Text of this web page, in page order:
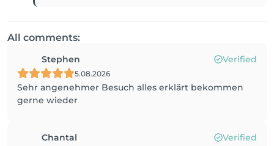
All comments:
Stephen Verified
5.08.2026
Sehr angenehmer Besuch alles erklärt bekommen
gerne wieder
Chantal Verified